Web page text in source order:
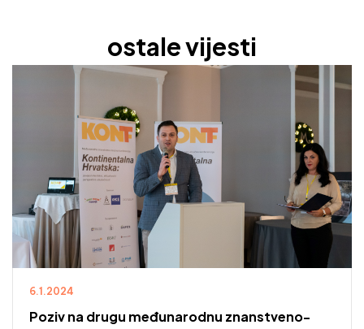
ostale vijesti
6.1.2024
Poziv na drugu međunarodnu znanstveno-